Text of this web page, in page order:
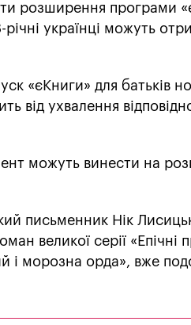
розширення програми
українці можуть
«єКниги» для батьків
від ухвалення
можуть винести на
письменник Нік
великої серії «Епічні
і морозна орда», вже